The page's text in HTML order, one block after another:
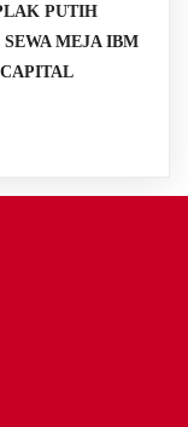
PUTIH
SEWA MEJA IBM